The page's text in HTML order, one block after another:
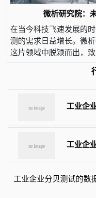
微析研究院：
在当今科技飞速发展的
测的需求日益增长。微
这片领域中脱颖而出，
工业企
工业企
工业企业分贝测试的数